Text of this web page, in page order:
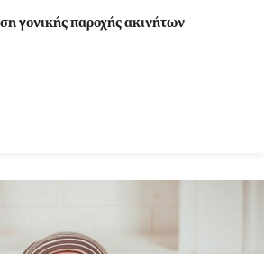
γονικής παροχής ακινήτων